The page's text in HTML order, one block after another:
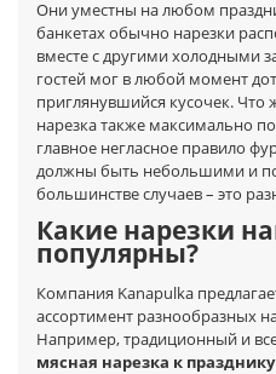
Они уместны на любом
банкетах обычно нарезки
вместе с другими холодными
гостей мог в любой момент
приглянувшийся кусочек. Что
нарезка также максимально
главное негласное правило
должны быть небольшими и
большинстве случаев – это
Какие нарезки
популярны?
Компания Kanapulka
ассортимент разнообразных
Например, традиционный и
мясная нарезка к празднику